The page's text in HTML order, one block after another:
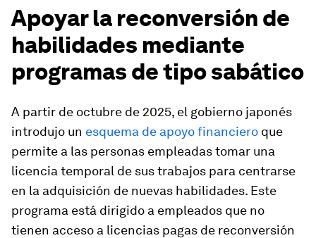
Apoyar la reconversión de
habilidades mediante
programas de tipo sabático
A partir de octubre de 2025, el gobierno japonés
introdujo un esquema de apoyo financiero que
permite a las personas empleadas tomar una
licencia temporal de sus trabajos para centrarse
en la adquisición de nuevas habilidades. Este
programa está dirigido a empleados que no
tienen acceso a licencias pagas de reconversión